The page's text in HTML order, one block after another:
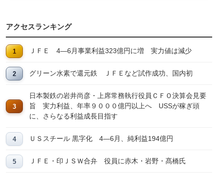
アクセスランキング
ＪＦＥ 4―6月事業利益323億円に増 実力値は減少
グリーン水素で還元鉄 ＪＦＥなど試作成功、国内初
日本製鉄の岩井尚彦・上席常務執行役員ＣＦＯ決算会見要
旨 実力利益、年率９０００億円以上へ USSが稼ぎ頭
に、さらなる利益成長目指す
ＵＳスチール 黒字化 4―6月、純利益194億円
ＪＦＥ・印ＪＳＷ合弁 役員に赤木・岩野・髙橋氏